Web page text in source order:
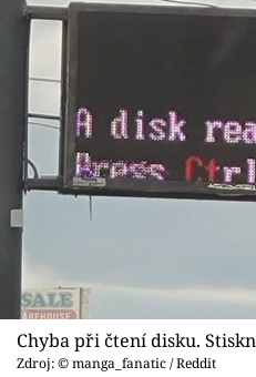
Chyba při čtení disku.
Zdroj: © manga_fanatic / Reddit